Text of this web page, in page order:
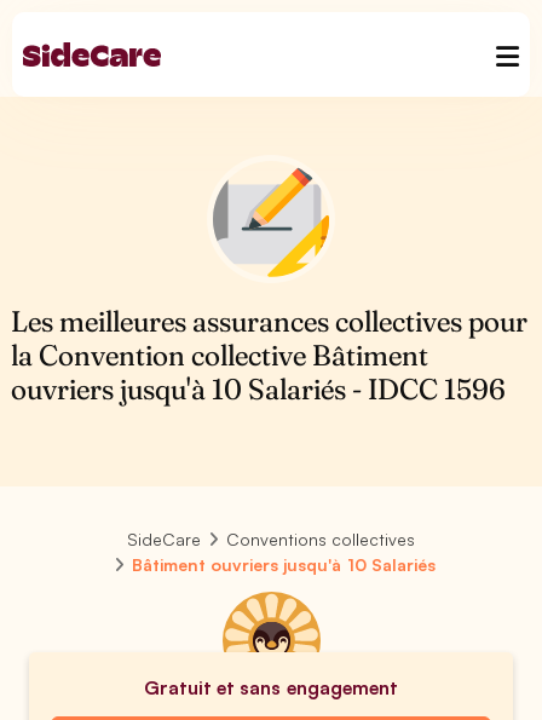
Les meilleures assurances collectives pour
la Convention collective Bâtiment
ouvriers jusqu'à 10 Salariés - IDCC 1596
SideCare
Conventions collectives
Bâtiment ouvriers jusqu'à 10 Salariés
Gratuit et sans engagement